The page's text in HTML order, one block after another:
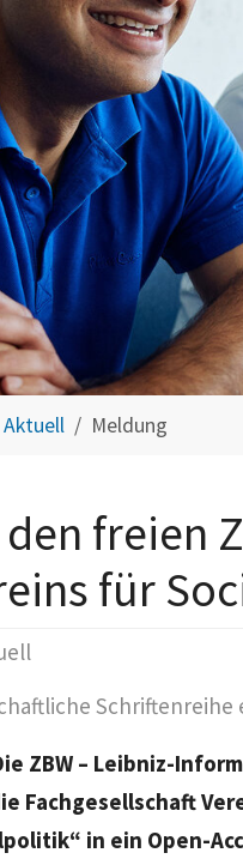
Aktuell Meldung
freien
für
Schriftenreihe
ZBW – Leibniz-
Fachgesellschaft
in ein Open-